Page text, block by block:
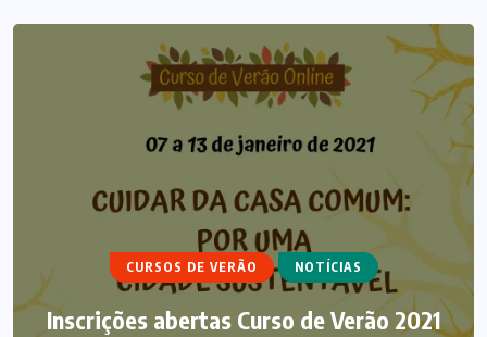
CURSOS DE VERÃO NOTÍCIAS
Inscrições abertas Curso de Verão 2021
ARTIGOS CURSO DE ECUMENISMO
ECUMENISMO TRANSFORMADOR:
ENTRE A TERRA, OS POVOS E A
ESPERANÇA